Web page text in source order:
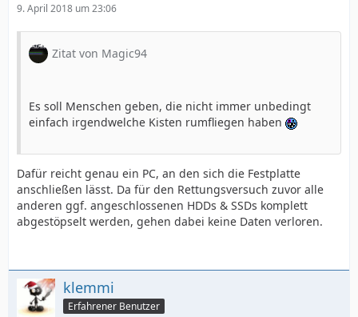
9. April 2018 um 23:06
Zitat von Magic94
Es soll Menschen geben, die nicht immer unbedingt
einfach irgendwelche Kisten rumfliegen haben
Dafür reicht genau ein PC, an den sich die Festplatte
anschließen lässt. Da für den Rettungsversuch zuvor alle
anderen ggf. angeschlossenen HDDs & SSDs komplett
abgestöpselt werden, gehen dabei keine Daten verloren.
klemmi
Erfahrener Benutzer